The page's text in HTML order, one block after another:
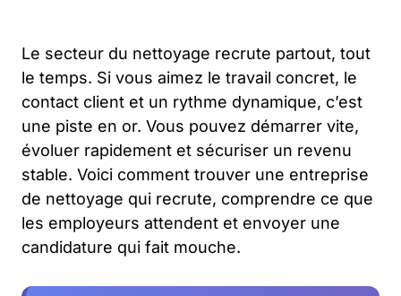
Le secteur du nettoyage recrute partout, tout
le temps. Si vous aimez le travail concret, le
contact client et un rythme dynamique, c’est
une piste en or. Vous pouvez démarrer vite,
évoluer rapidement et sécuriser un revenu
stable. Voici comment trouver une entreprise
de nettoyage qui recrute, comprendre ce que
les employeurs attendent et envoyer une
candidature qui fait mouche.